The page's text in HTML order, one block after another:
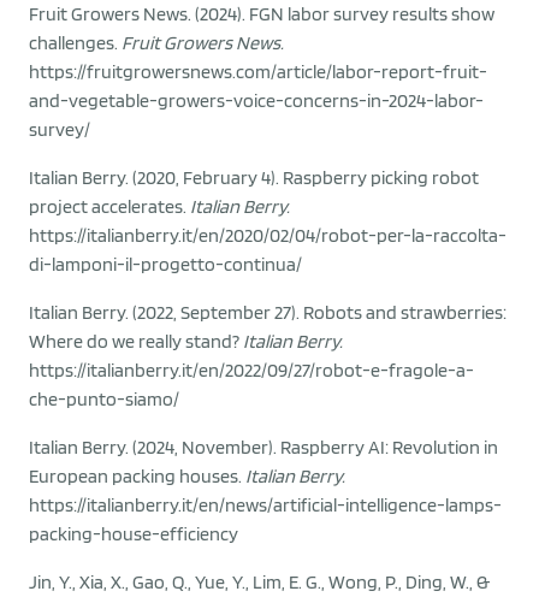
Fruit Growers News. (2024). FGN labor survey results show
challenges. Fruit Growers News.
https://fruitgrowersnews.com/article/labor-report-fruit-
and-vegetable-growers-voice-concerns-in-2024-labor-
survey/
Italian Berry. (2020, February 4). Raspberry picking robot
project accelerates. Italian Berry.
https://italianberry.it/en/2020/02/04/robot-per-la-raccolta-
di-lamponi-il-progetto-continua/
Italian Berry. (2022, September 27). Robots and strawberries:
Where do we really stand? Italian Berry.
https://italianberry.it/en/2022/09/27/robot-e-fragole-a-
che-punto-siamo/
Italian Berry. (2024, November). Raspberry AI: Revolution in
European packing houses. Italian Berry.
https://italianberry.it/en/news/artificial-intelligence-lamps-
packing-house-efficiency
Jin, Y., Xia, X., Gao, Q., Yue, Y., Lim, E. G., Wong, P., Ding, W., &